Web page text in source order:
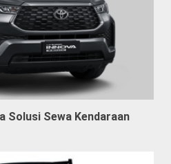
Solusi Sewa Kendaraan